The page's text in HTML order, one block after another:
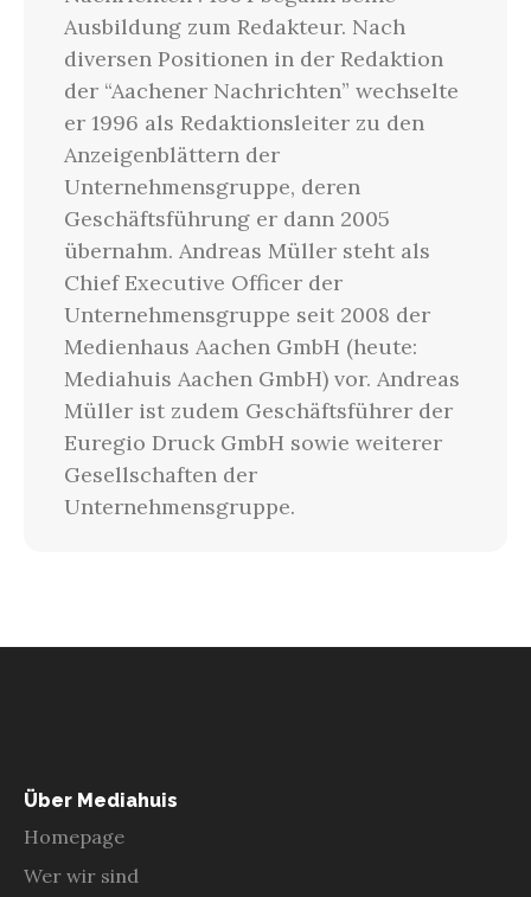
Ausbildung zum Redakteur. Nach
diversen Positionen in der Redaktion
der “Aachener Nachrichten” wechselte
er 1996 als Redaktionsleiter zu den
Anzeigenblättern der
Unternehmensgruppe, deren
Geschäftsführung er dann 2005
übernahm. Andreas Müller steht als
Chief Executive Officer der
Unternehmensgruppe seit 2008 der
Medienhaus Aachen GmbH (heute:
Mediahuis Aachen GmbH) vor. Andreas
Müller ist zudem Geschäftsführer der
Euregio Druck GmbH sowie weiterer
Gesellschaften der
Unternehmensgruppe.
Über Mediahuis
Homepage
Wer wir sind